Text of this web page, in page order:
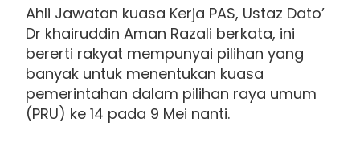
Ahli Jawatan kuasa Kerja PAS, Ustaz Dato’
Dr khairuddin Aman Razali berkata, ini
bererti rakyat mempunyai pilihan yang
banyak untuk menentukan kuasa
pemerintahan dalam pilihan raya umum
(PRU) ke 14 pada 9 Mei nanti.